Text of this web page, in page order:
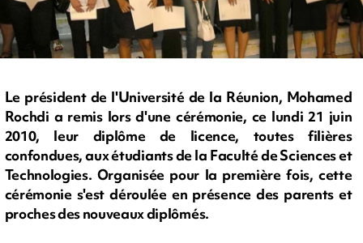
Le président de l'Université de la Réunion, Mohamed
Rochdi a remis lors d'une cérémonie, ce lundi 21 juin
2010, leur diplôme de licence, toutes filières
confondues, aux étudiants de la Faculté de Sciences et
Technologies. Organisée pour la première fois, cette
cérémonie s'est déroulée en présence des parents et
proches des nouveaux diplômés.